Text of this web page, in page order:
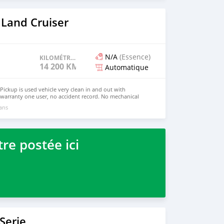
Cruiser
KILOMÉTRAGE
14 200 KM
N/A (Essence)
Automatique
is used vehicle very clean in and out with
one user, no accident record. No mechanical
We have Left Hand Drive and we have Right Hand
USD CONTACT EMAIL: banimansen@hotmail.com
postée ici